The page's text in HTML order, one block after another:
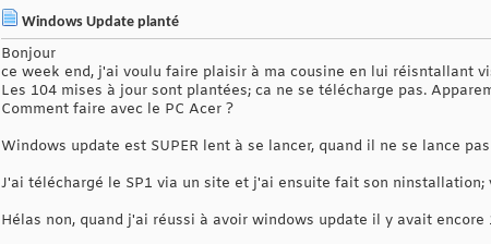
Windows Update planté
Bonjour
ce week end, j'ai voulu faire plaisir à ma cousine en lui réisntallant
Les 104 mises à jour sont plantées; ca ne se télécharge pas.
Comment faire avec le PC Acer ?
Windows update est SUPER lent à se lancer, quand il ne se lance
J'ai téléchargé le SP1 via un site et j'ai ensuite fait son
Hélas non, quand j'ai réussi à avoir windows update il y avait